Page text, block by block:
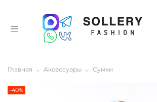
Главная Аксессуары Сумки
-40%